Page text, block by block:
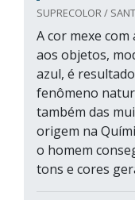
SUPRECOLOR /
A cor mexe com
aos objetos,
azul, é
fenômeno
também das
origem na
o homem
tons e cores